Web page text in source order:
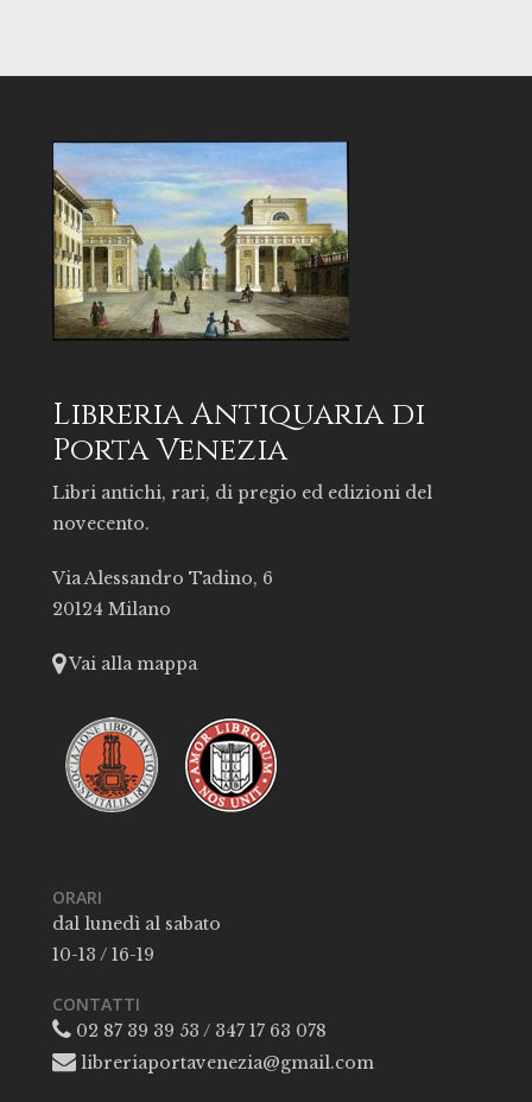
Libreria Antiquaria di
Porta Venezia
Libri antichi, rari, di pregio ed edizioni del
novecento.
Via Alessandro Tadino, 6
20124 Milano
Vai alla mappa
ORARI
dal lunedì al sabato
10-13 / 16-19
CONTATTI
02 87 39 39 53 / 347 17 63 078
libreriaportavenezia@gmail.com